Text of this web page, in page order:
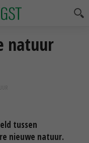
natuur
tussen
nieuwe natuur.